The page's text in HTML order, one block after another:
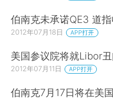
伯南克未承诺QE3 道
2012年07月18日 APP打开
美国参议院将就Libor
2012年07月11日 APP打开
伯南克7月17日将在美